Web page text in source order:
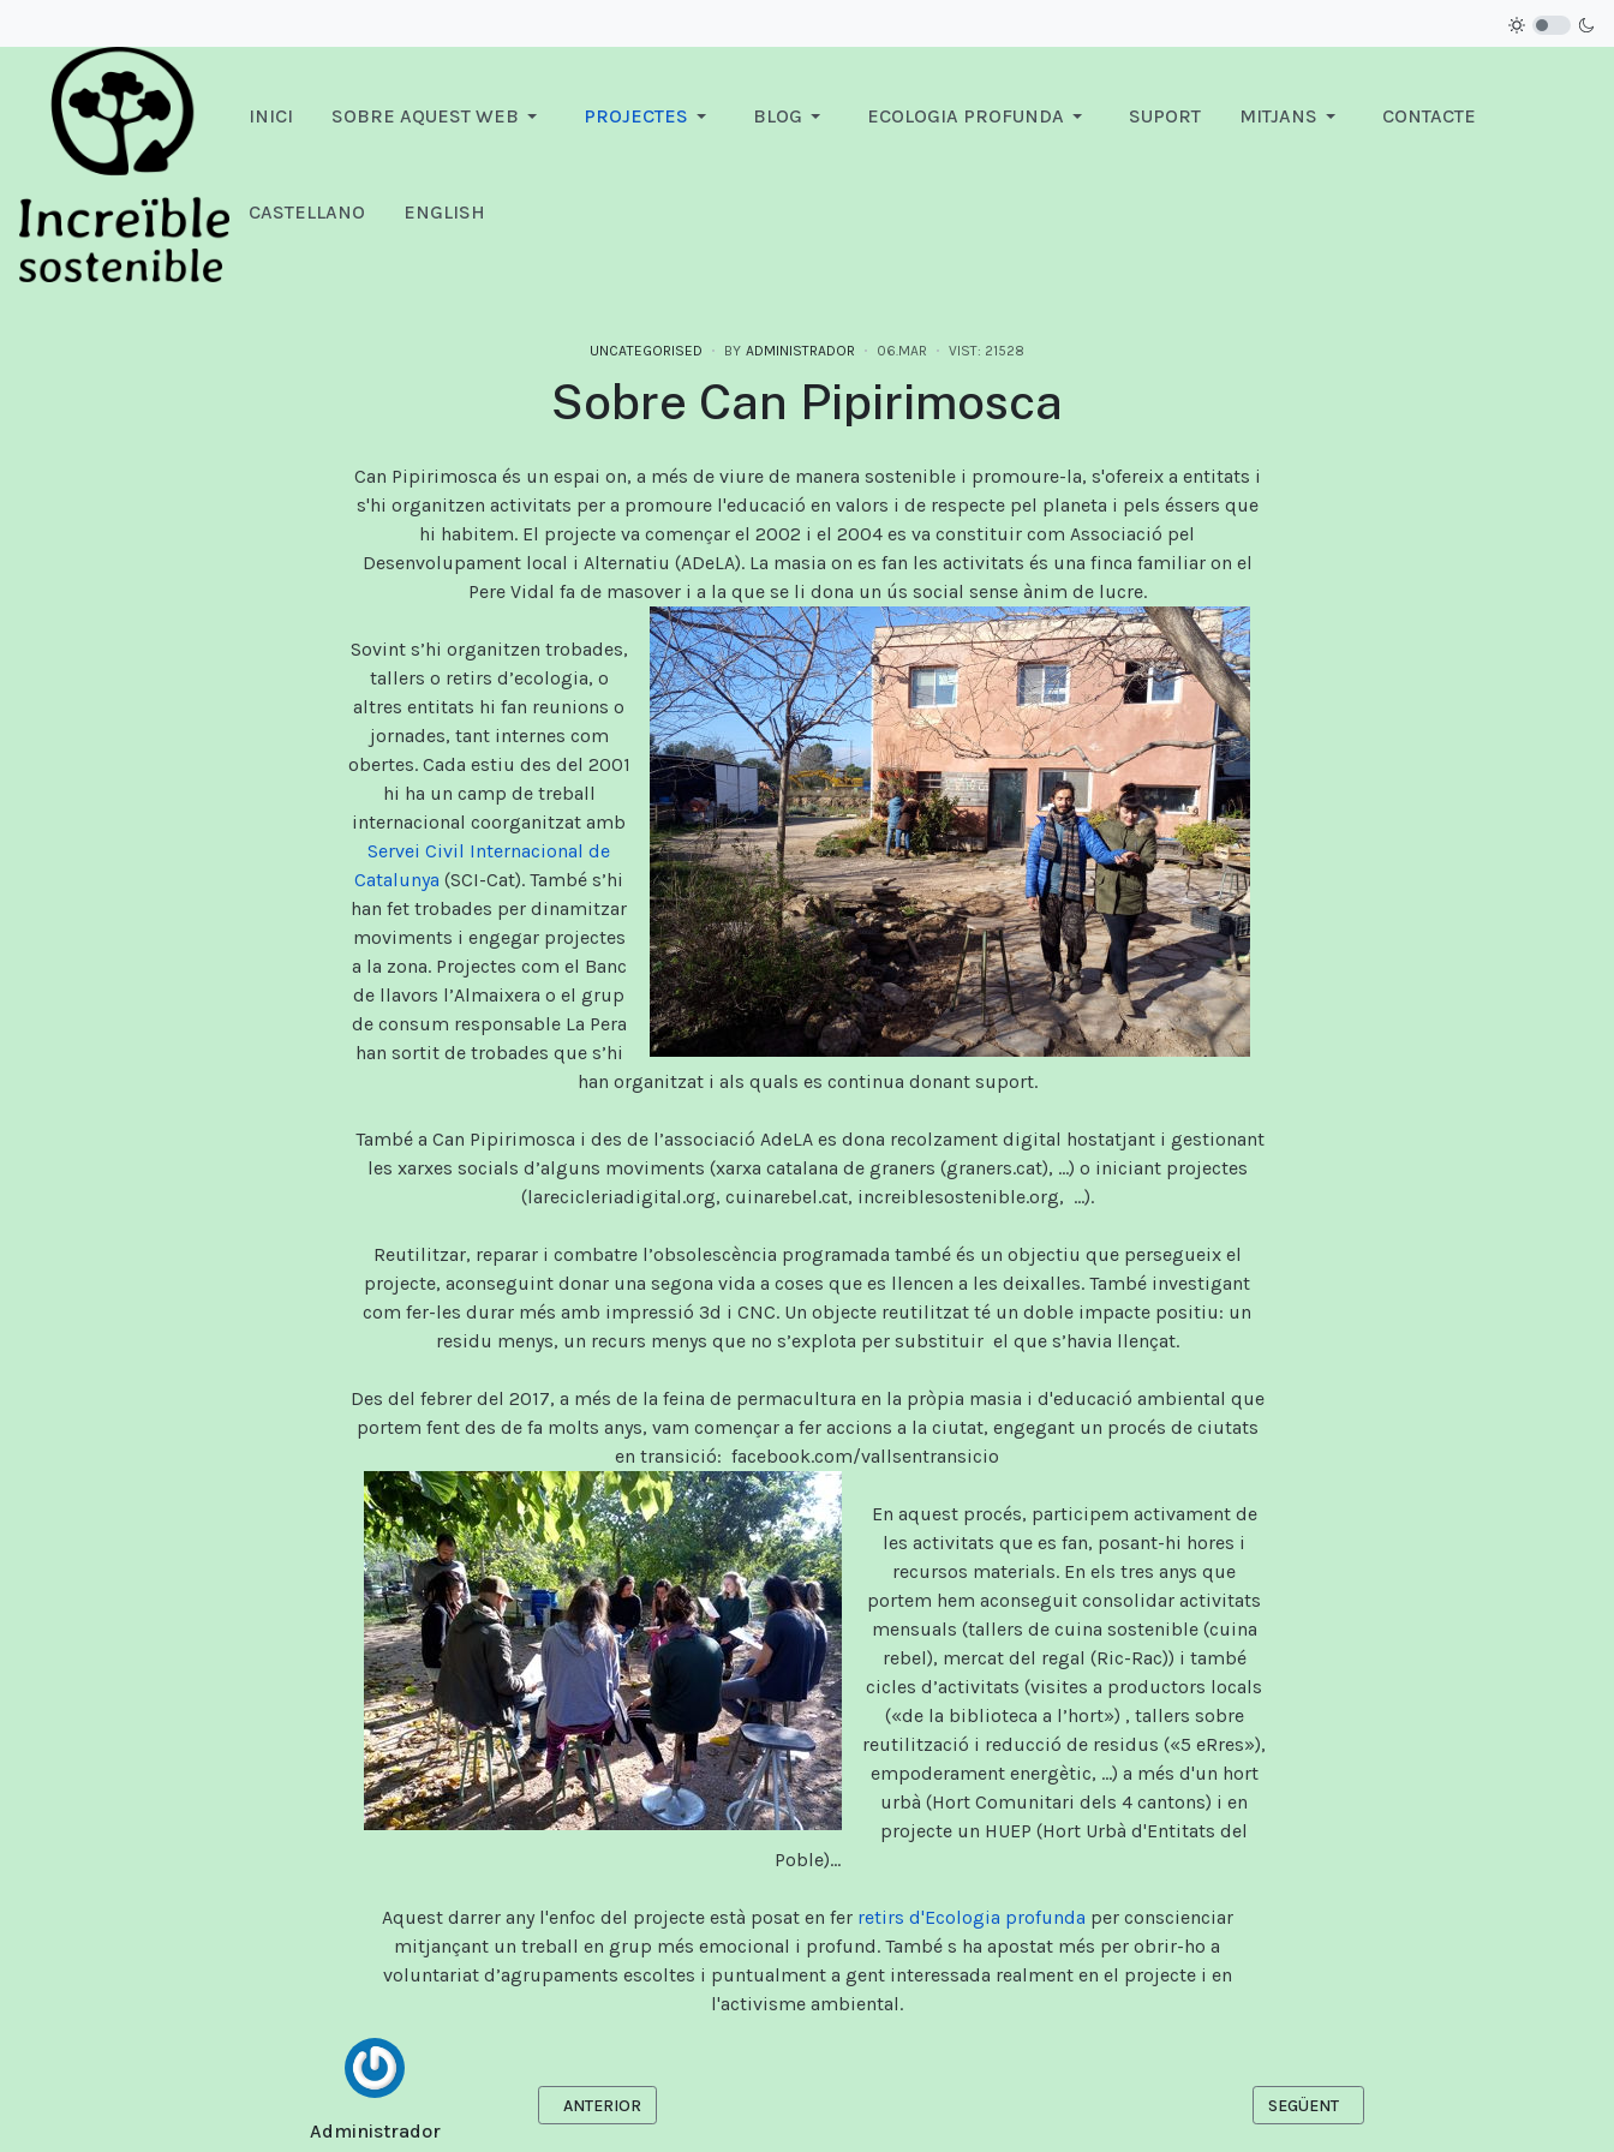
INICI SOBRE AQUEST WEB PROJECTES BLOG ECOLOGIA PROFUNDA SUPORT MITJANS CONTACTE
CASTELLANO ENGLISH
UNCATEGORISED BY ADMINISTRADOR 06.MAR VIST: 21528
Sobre Can Pipirimosca
Can Pipirimosca és un espai on, a més de viure de manera sostenible i promoure-la, s'ofereix a entitats i
s'hi organitzen activitats per a promoure l'educació en valors i de respecte pel planeta i pels éssers que
hi habitem. El projecte va començar el 2002 i el 2004 es va constituir com Associació pel
Desenvolupament local i Alternatiu (ADeLA). La masia on es fan les activitats és una finca familiar on el
Pere Vidal fa de masover i a la que se li dona un ús social sense ànim de lucre.
Sovint s’hi organitzen trobades,
tallers o retirs d’ecologia, o
altres entitats hi fan reunions o
jornades, tant internes com
obertes. Cada estiu des del 2001
hi ha un camp de treball
internacional coorganitzat amb
Servei Civil Internacional de
Catalunya (SCI-Cat). També s’hi
han fet trobades per dinamitzar
moviments i engegar projectes
a la zona. Projectes com el Banc
de llavors l’Almaixera o el grup
de consum responsable La Pera
han sortit de trobades que s’hi
han organitzat i als quals es continua donant suport.
També a Can Pipirimosca i des de l’associació AdeLA es dona recolzament digital hostatjant i gestionant
les xarxes socials d’alguns moviments (xarxa catalana de graners (graners.cat), ...) o iniciant projectes
(larecicleriadigital.org, cuinarebel.cat, increiblesostenible.org, ...).
Reutilitzar, reparar i combatre l’obsolescència programada també és un objectiu que persegueix el
projecte, aconseguint donar una segona vida a coses que es llencen a les deixalles. També investigant
com fer-les durar més amb impressió 3d i CNC. Un objecte reutilitzat té un doble impacte positiu: un
residu menys, un recurs menys que no s’explota per substituir el que s’havia llençat.
Des del febrer del 2017, a més de la feina de permacultura en la pròpia masia i d'educació ambiental que
portem fent des de fa molts anys, vam començar a fer accions a la ciutat, engegant un procés de ciutats
en transició: facebook.com/vallsentransicio
En aquest procés, participem activament de
les activitats que es fan, posant-hi hores i
recursos materials. En els tres anys que
portem hem aconseguit consolidar activitats
mensuals (tallers de cuina sostenible (cuina
rebel), mercat del regal (Ric-Rac)) i també
cicles d’activitats (visites a productors locals
(«de la biblioteca a l’hort») , tallers sobre
reutilització i reducció de residus («5 eRres»),
empoderament energètic, ...) a més d'un hort
urbà (Hort Comunitari dels 4 cantons) i en
projecte un HUEP (Hort Urbà d'Entitats del
Poble)...
Aquest darrer any l'enfoc del projecte està posat en fer retirs d'Ecologia profunda per conscienciar
mitjançant un treball en grup més emocional i profund. També s ha apostat més per obrir-ho a
voluntariat d’agrupaments escoltes i puntualment a gent interessada realment en el projecte i en
l'activisme ambiental.
Administrador
ARTICLE ANTERIOR: ARTICLES
ANTERIOR ARTICLE SEGÜENT: CONTACTE
SEGÜENT